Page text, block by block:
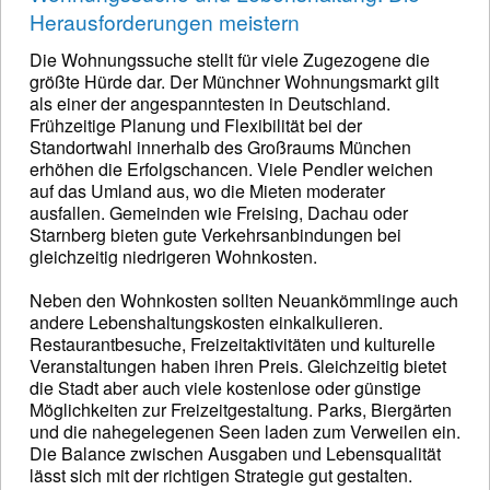
Herausforderungen meistern
Die Wohnungssuche stellt für viele Zugezogene die
größte Hürde dar. Der Münchner Wohnungsmarkt gilt
als einer der angespanntesten in Deutschland.
Frühzeitige Planung und Flexibilität bei der
Standortwahl innerhalb des Großraums München
erhöhen die Erfolgschancen. Viele Pendler weichen
auf das Umland aus, wo die Mieten moderater
ausfallen. Gemeinden wie Freising, Dachau oder
Starnberg bieten gute Verkehrsanbindungen bei
gleichzeitig niedrigeren Wohnkosten.
Neben den Wohnkosten sollten Neuankömmlinge auch
andere Lebenshaltungskosten einkalkulieren.
Restaurantbesuche, Freizeitaktivitäten und kulturelle
Veranstaltungen haben ihren Preis. Gleichzeitig bietet
die Stadt aber auch viele kostenlose oder günstige
Möglichkeiten zur Freizeitgestaltung. Parks, Biergärten
und die nahegelegenen Seen laden zum Verweilen ein.
Die Balance zwischen Ausgaben und Lebensqualität
lässt sich mit der richtigen Strategie gut gestalten.